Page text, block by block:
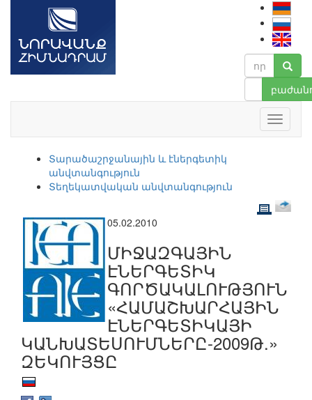
Տարածաշրջանային և էներգետիկ
անվտանգություն
Տեղեկատվական անվտանգություն
05.02.2010
ՄԻՋԱԶԳԱՅԻՆ
ԷՆԵՐԳԵՏԻԿ
ԳՈՐԾԱԿԱԼՈՒԹՅՈՒՆ
«ՀԱՄԱՇԽԱՐՀԱՅԻՆ
ԷՆԵՐԳԵՏԻԿԱՅԻ
ԿԱՆԽԱՏԵՍՈՒՄՆԵՐԸ-2009Թ.»
ԶԵԿՈՒՅՑԸ